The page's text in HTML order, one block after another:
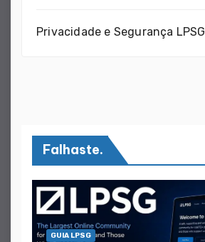
Privacidade e Segurança LPSG
Falhaste.
GUIA LPSG